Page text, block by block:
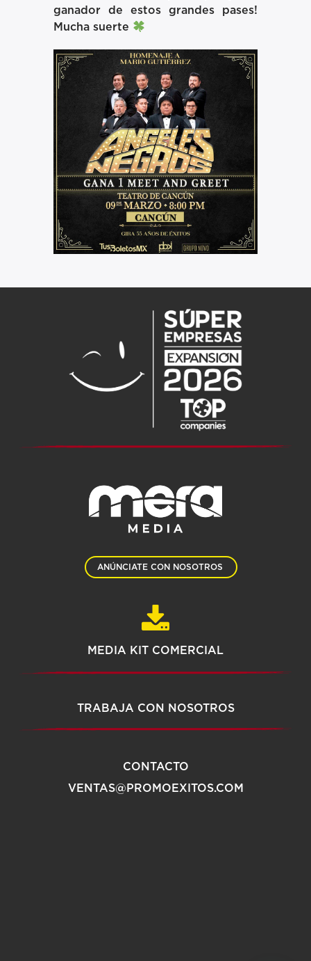
ganador de estos grandes pases!
Mucha suerte
ANÚNCIATE CON NOSOTROS
MEDIA KIT COMERCIAL
TRABAJA CON NOSOTROS
CONTACTO
VENTAS@PROMOEXITOS.COM